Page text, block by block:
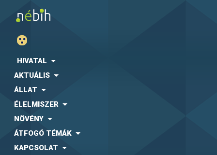
HIVATAL
AKTUÁLIS
ÁLLAT
ÉLELMISZER
NÖVÉNY
ÁTFOGÓ TÉMÁK
KAPCSOLAT